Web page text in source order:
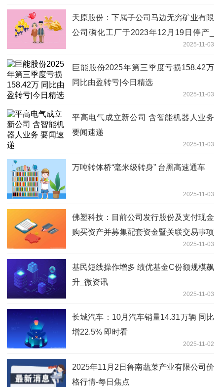
天原股份：下属子公司马边无穷矿业有限
公司磷化工厂于2023年12月19日停产_
2025-11-03
巨能股份2025年第三季度亏损158.42万
同比由盈转亏|今日精选
2025-11-03
平高电气成立新公司 含智能机器人业务
要闻速递
2025-11-03
万吨转体桥“毫米级转身” 台黑高速通车
2025-11-03
佛塑科技：目前公司发行股份及支付现金
购买资产并募集配套资金暨关联交易事项
2025-11-03
基民短线操作增多 绩优基金C份额规模飙
升_微资讯
2025-11-03
长城汽车：10月汽车销量14.31万辆 同比
增22.5% 即时看
2025-11-02
2025年11月2日鲁南蔬菜产业有限公司价
格行情-每日焦点